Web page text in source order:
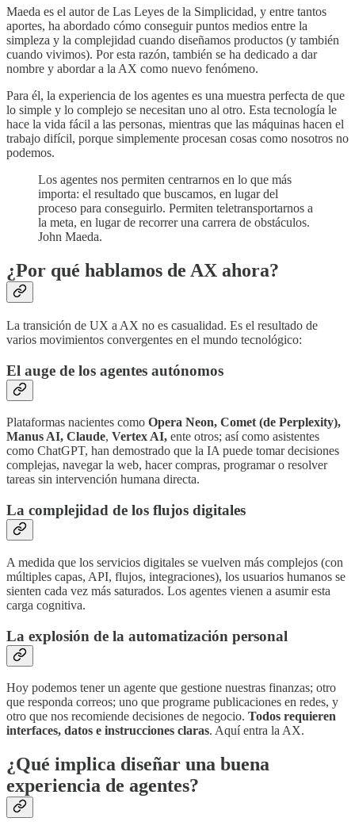
Maeda es el autor de Las Leyes de la Simplicidad, y entre tantos
aportes, ha abordado cómo conseguir puntos medios entre la
simpleza y la complejidad cuando diseñamos productos (y también
cuando vivimos). Por esta razón, también se ha dedicado a dar
nombre y abordar a la AX como nuevo fenómeno.
Para él, la experiencia de los agentes es una muestra perfecta de que
lo simple y lo complejo se necesitan uno al otro. Esta tecnología le
hace la vida fácil a las personas, mientras que las máquinas hacen el
trabajo difícil, porque simplemente procesan cosas como nosotros no
podemos.
Los agentes nos permiten centrarnos en lo que más
importa: el resultado que buscamos, en lugar del
proceso para conseguirlo. Permiten teletransportarnos a
la meta, en lugar de recorrer una carrera de obstáculos.
John Maeda.
¿Por qué hablamos de AX ahora?
La transición de UX a AX no es casualidad. Es el resultado de
varios movimientos convergentes en el mundo tecnológico:
El auge de los agentes autónomos
Plataformas nacientes como Opera Neon, Comet (de Perplexity),
Manus AI, Claude, Vertex AI, ente otros; así como asistentes
como ChatGPT, han demostrado que la IA puede tomar decisiones
complejas, navegar la web, hacer compras, programar o resolver
tareas sin intervención humana directa.
La complejidad de los flujos digitales
A medida que los servicios digitales se vuelven más complejos (con
múltiples capas, API, flujos, integraciones), los usuarios humanos se
sienten cada vez más saturados. Los agentes vienen a asumir esta
carga cognitiva.
La explosión de la automatización personal
Hoy podemos tener un agente que gestione nuestras finanzas; otro
que responda correos; uno que programe publicaciones en redes, y
otro que nos recomiende decisiones de negocio. Todos requieren
interfaces, datos e instrucciones claras. Aquí entra la AX.
¿Qué implica diseñar una buena
experiencia de agentes?